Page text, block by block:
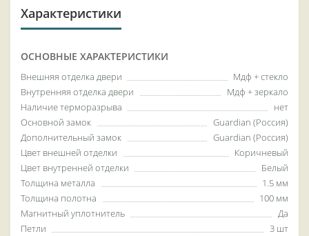
Характеристики
ОСНОВНЫЕ ХАРАКТЕРИСТИКИ
Внешняя отделка двери
Мдф + стекло
Внутренняя отделка двери
Мдф + зеркало
Наличие терморазрыва
нет
Основной замок
Guardian (Россия)
Дополнительный замок
Guardian (Россия)
Цвет внешней отделки
Коричневый
Цвет внутренней отделки
Белый
Толщина металла
1.5 мм
Толщина полотна
100 мм
Магнитный уплотнитель
Да
Петли
3 шт